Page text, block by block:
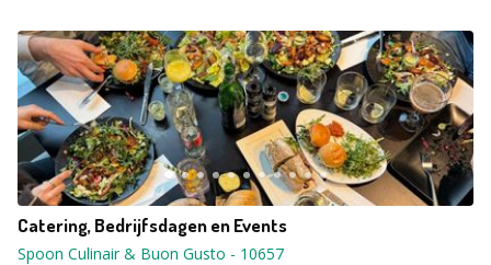
Catering, Bedrijfsdagen en Events
Spoon Culinair & Buon Gusto - 10657